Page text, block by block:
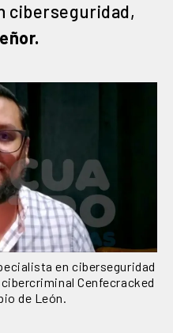
ciberseguridad,
en ciberseguridad
Cenfecracked
de León.